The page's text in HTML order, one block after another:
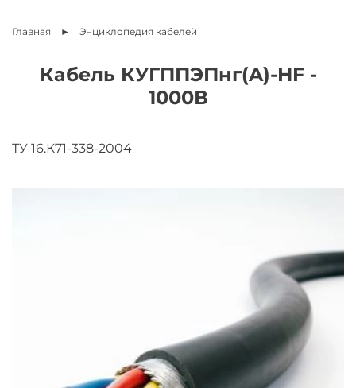
Главная Энциклопедия кабелей
Кабель КУГППЭПнг(A)-HF -
1000В
ТУ 16.К71-338-2004